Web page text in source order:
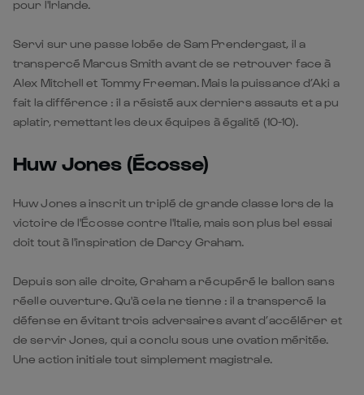
pour l'Irlande.
Servi sur une passe lobée de Sam Prendergast, il a
transpercé Marcus Smith avant de se retrouver face à
Alex Mitchell et Tommy Freeman. Mais la puissance d’Aki a
fait la différence : il a résisté aux derniers assauts et a pu
aplatir, remettant les deux équipes à égalité (10-10).
Huw Jones (Écosse)
Huw Jones a inscrit un triplé de grande classe lors de la
victoire de l'Écosse contre l'Italie, mais son plus bel essai
doit tout à l'inspiration de Darcy Graham.
Depuis son aile droite, Graham a récupéré le ballon sans
réelle ouverture. Qu'à cela ne tienne : il a transpercé la
défense en évitant trois adversaires avant d’accélérer et
de servir Jones, qui a conclu sous une ovation méritée.
Une action initiale tout simplement magistrale.